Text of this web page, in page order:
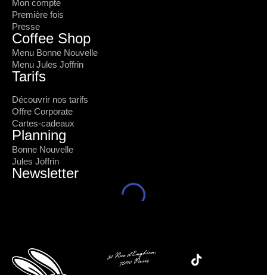
Mon compte
Première fois
Presse
Coffee Shop
Menu Bonne Nouvelle
Menu Jules Joffrin
Tarifs
Découvrir nos tarifs
Offre Corporate
Cartes-cadeaux
Planning
Bonne Nouvelle
Jules Joffrin
Newsletter